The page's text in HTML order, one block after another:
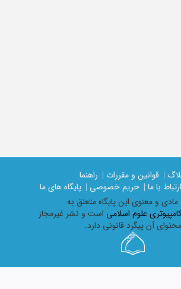
| قوانین و مقررات |
راهنما
ارتباط با ما | حریم خصوصی |
پایگاه های ما
و معنوی اين پايگاه متعلق به
علوم اسلامی است و نشر غیرمجاز
محتوای آن پیگرد قانونی دارد.